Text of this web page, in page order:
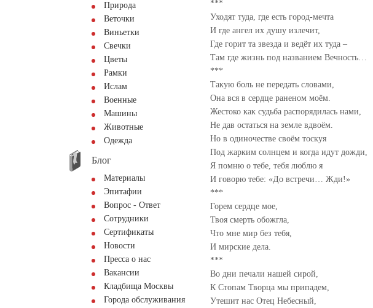
Природа
Веточки
Виньетки
Свечки
Цветы
Рамки
Ислам
Военные
Машины
Животные
Одежда
Блог
Материалы
Эпитафии
Вопрос - Ответ
Сотрудники
Сертификаты
Новости
Пресса о нас
Вакансии
Кладбища Москвы
Города обслуживания
***
Уходят туда, где есть город-мечта
И где ангел их душу излечит,
Где горит та звезда и ведёт их туда –
Там где жизнь под названием Вечность…
***
Такую боль не передать словами,
Она вся в сердце раненом моём.
Жестоко как судьба распорядилась нами,
Не дав остаться на земле вдвоём.
Но в одиночестве своём тоскуя
Под жарким солнцем и когда идут дожди,
Я помню о тебе, тебя люблю я
И говорю тебе: «До встречи… Жди!»
***
Горем сердце мое,
Твоя смерть обожгла,
Что мне мир без тебя,
И мирские дела.
***
Во дни печали нашей сирой,
К Стопам Творца мы припадем,
Утешит нас Отец Небесный,